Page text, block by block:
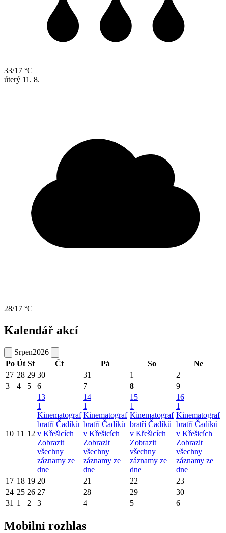
33/17 °C
úterý 11. 8.
28/17 °C
Kalendář akcí
Srpen2026
Po Út St Čt Pá So
Ne
27 28 29 30 31 1
2
3
4 5 6 7 8 9
10 11 12
13
1
Kinematograf
bratří Čadíků
v Křešicích
Zobrazit
všechny
záznamy ze
dne
14
1
Kinematograf
bratří Čadíků
v Křešicích
Zobrazit
všechny
záznamy ze
dne
15
1
Kinematograf
bratří Čadíků
v Křešicích
Zobrazit
všechny
záznamy ze
dne
16
1
Kinematograf
bratří Čadíků
v Křešicích
Zobrazit
všechny
záznamy ze
dne
17 18 19 20 21 22
23
24 25 26 27 28 29
30
31 1 2 3 4 5 6
Mobilní rozhlas